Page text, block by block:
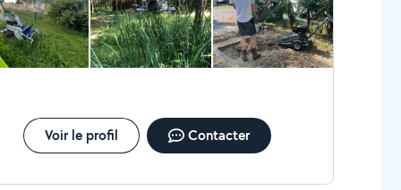
Voir le profil Contacter